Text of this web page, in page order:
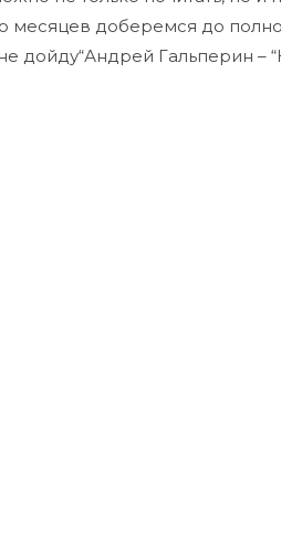
доберемся до
дойду“Андрей Гальперин